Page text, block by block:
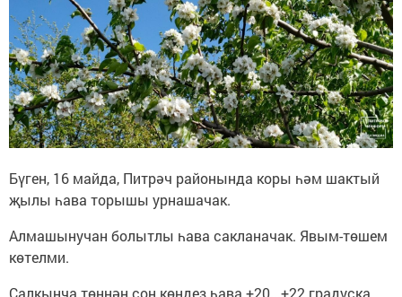
Бүген, 16 майда, Питрәч районында коры һәм шактый
җылы һава торышы урнашачак.
Алмашынучан болытлы һава сакланачак. Явым-төшем
көтелми.